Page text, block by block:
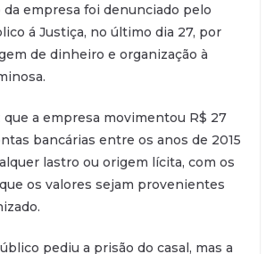
da empresa foi denunciado pelo
á Justiça, no último dia 27, por
de dinheiro e organização à
que a empresa movimentou R$ 27
bancárias entre os anos de 2015
lastro ou origem lícita, com os
os valores sejam provenientes
pediu a prisão do casal, mas a